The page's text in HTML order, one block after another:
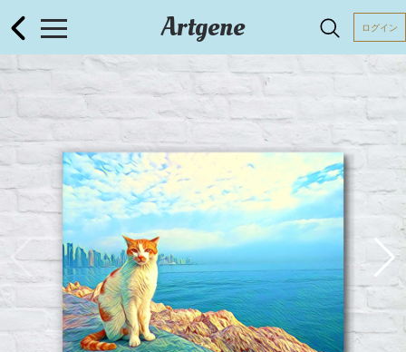
Artgene ログイン